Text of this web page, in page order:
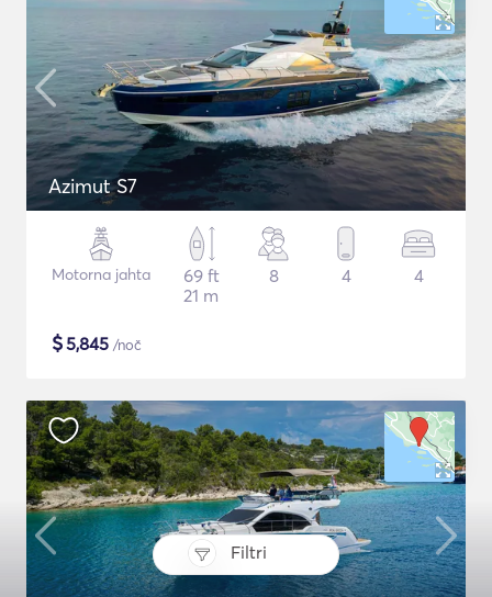
Filtri
Azimut S7
Motorna jahta
69 ft
21 m
8 4 4
$5,845 /noč